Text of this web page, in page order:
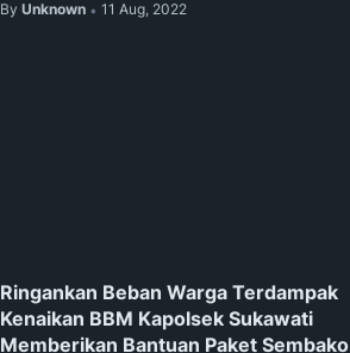
By Unknown • 11 Aug, 2022
Ringankan Beban Warga Terdampak
Kenaikan BBM Kapolsek Sukawati
Memberikan Bantuan Paket Sembako